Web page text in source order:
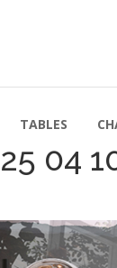
TABLES
04